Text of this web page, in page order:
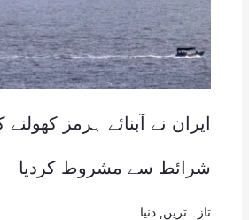
شرائط سے مشروط کردیا
تازہ ترین دنیا